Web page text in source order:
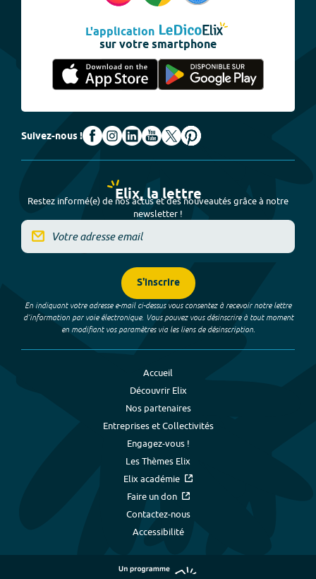
L'application
sur votre smartphone
Suivez-nous !
Elix, la lettre
Restez informé(e) de nos actus et des nouveautés grâce à notre
newsletter !
S'inscrire
En indiquant votre adresse e-mail ci-dessus vous consentez à recevoir notre lettre
d’information par voie électronique. Vous pouvez vous désinscrire à tout moment
en modifiant vos paramètres via les liens de désinscription.
Accueil
Découvrir Elix
Nos partenaires
Entreprises et Collectivités
Engagez-vous !
Les Thèmes Elix
Elix académie
Faire un don
Contactez-nous
Accessibilité